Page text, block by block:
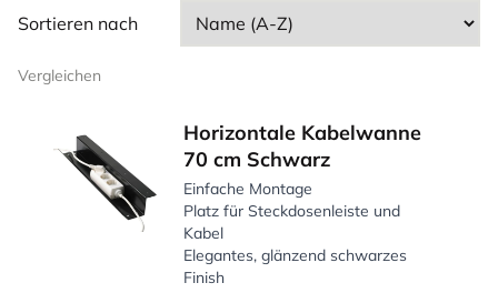
Ergo2Work auch die Möglichkeit, Arbeitsplätze auf
Projektbasis mit einem modernen
Kabelmanagementsystem auszustatten. Die Systeme
einen optisch attraktiven Arbeitsplatz. Für eine
maßgeschneiderte Lösung, nehmen Sie Kontakt mit uns
Sortieren nach
Vergleichen
Horizontale Kabelwanne
70 cm Schwarz
Einfache Montage
Platz für Steckdosenleiste und
Kabel
Elegantes, glänzend schwarzes
Finish